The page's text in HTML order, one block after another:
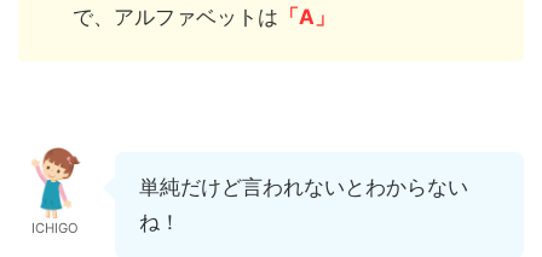
で、アルファベットは 「A」
ICHIGO
単純だけど言われないとわからない
ね！